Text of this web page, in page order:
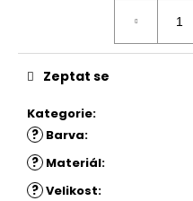
Kategorie:
? Barva:
? Materiál:
? Velikost:
Zeptat se
KELY
TMAVĚ
MODRÉ
POUZDROVÉ
ŠATY